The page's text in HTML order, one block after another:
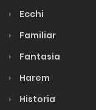
Ecchi
Familiar
Fantasia
Harem
Historia